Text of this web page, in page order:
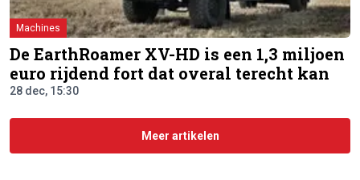
Machines
De EarthRoamer XV-HD is een 1,3 miljoen
euro rijdend fort dat overal terecht kan
28 dec, 15:30
Meer artikelen